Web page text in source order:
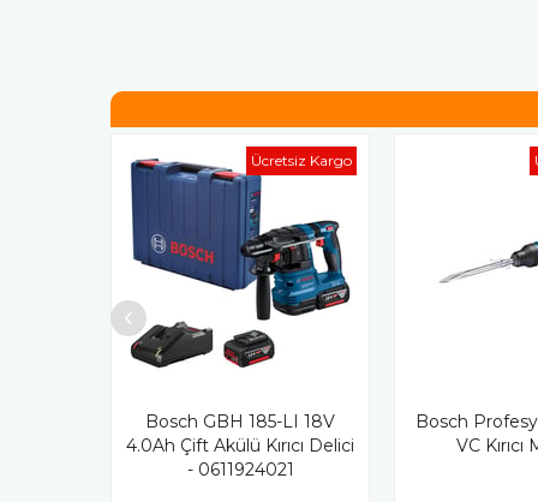
Bosch GBH 185-LI 18V
4.0Ah Çift Akülü Kırıcı Delici
- 0611924021
Ücretsiz Kargo
Bosch
VC